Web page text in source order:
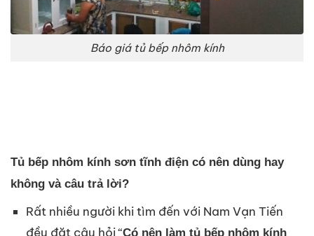
Báo giá tủ bếp nhôm kính
Tủ bếp nhôm kính sơn tĩnh điện có nên dùng hay
không và câu trả lời?
Rất nhiều người khi tìm đến với Nam Vạn Tiến
đều đặt câu hỏi “Có nên làm tủ bếp nhôm kính